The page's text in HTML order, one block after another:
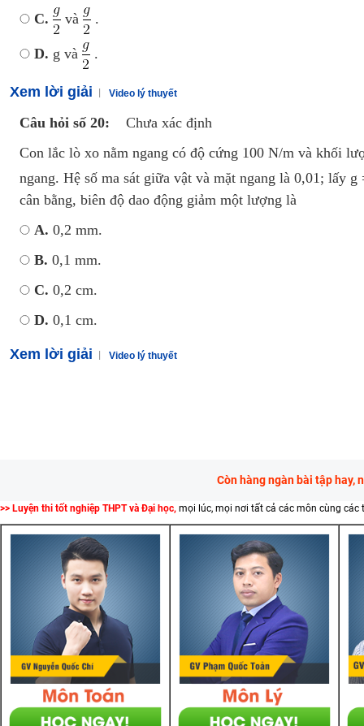
C.
và .
D. g và .
Xem lời giải Video lý thuyết
Câu hỏi số 20:
Chưa xác định
Con lắc lò xo nằm ngang có độ cứng 100 N/m và khối
ngang. Hệ số ma sát giữa vật và mặt ngang là 0,01; lấy g
cân bằng, biên độ dao động giảm một lượng là
A. 0,2 mm.
B. 0,1 mm.
C. 0,2 cm.
D. 0,1 cm.
Xem lời giải Video lý thuyết
Còn hàng ngàn bài tập hay,
>> Luyện thi tốt nghiệp THPT và Đại học, mọi lúc, mọi nơi tất cả các môn cùng các